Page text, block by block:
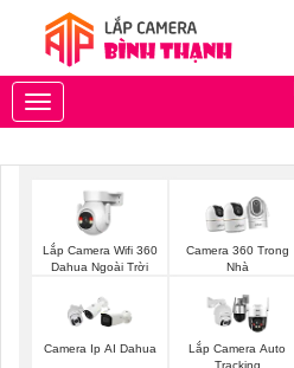
Toggle
navigation
Lắp Camera Wifi 360
Dahua Ngoài Trời
Camera 360 Trong
Nhà
Camera Ip AI Dahua
Lắp Camera Auto
Tracking